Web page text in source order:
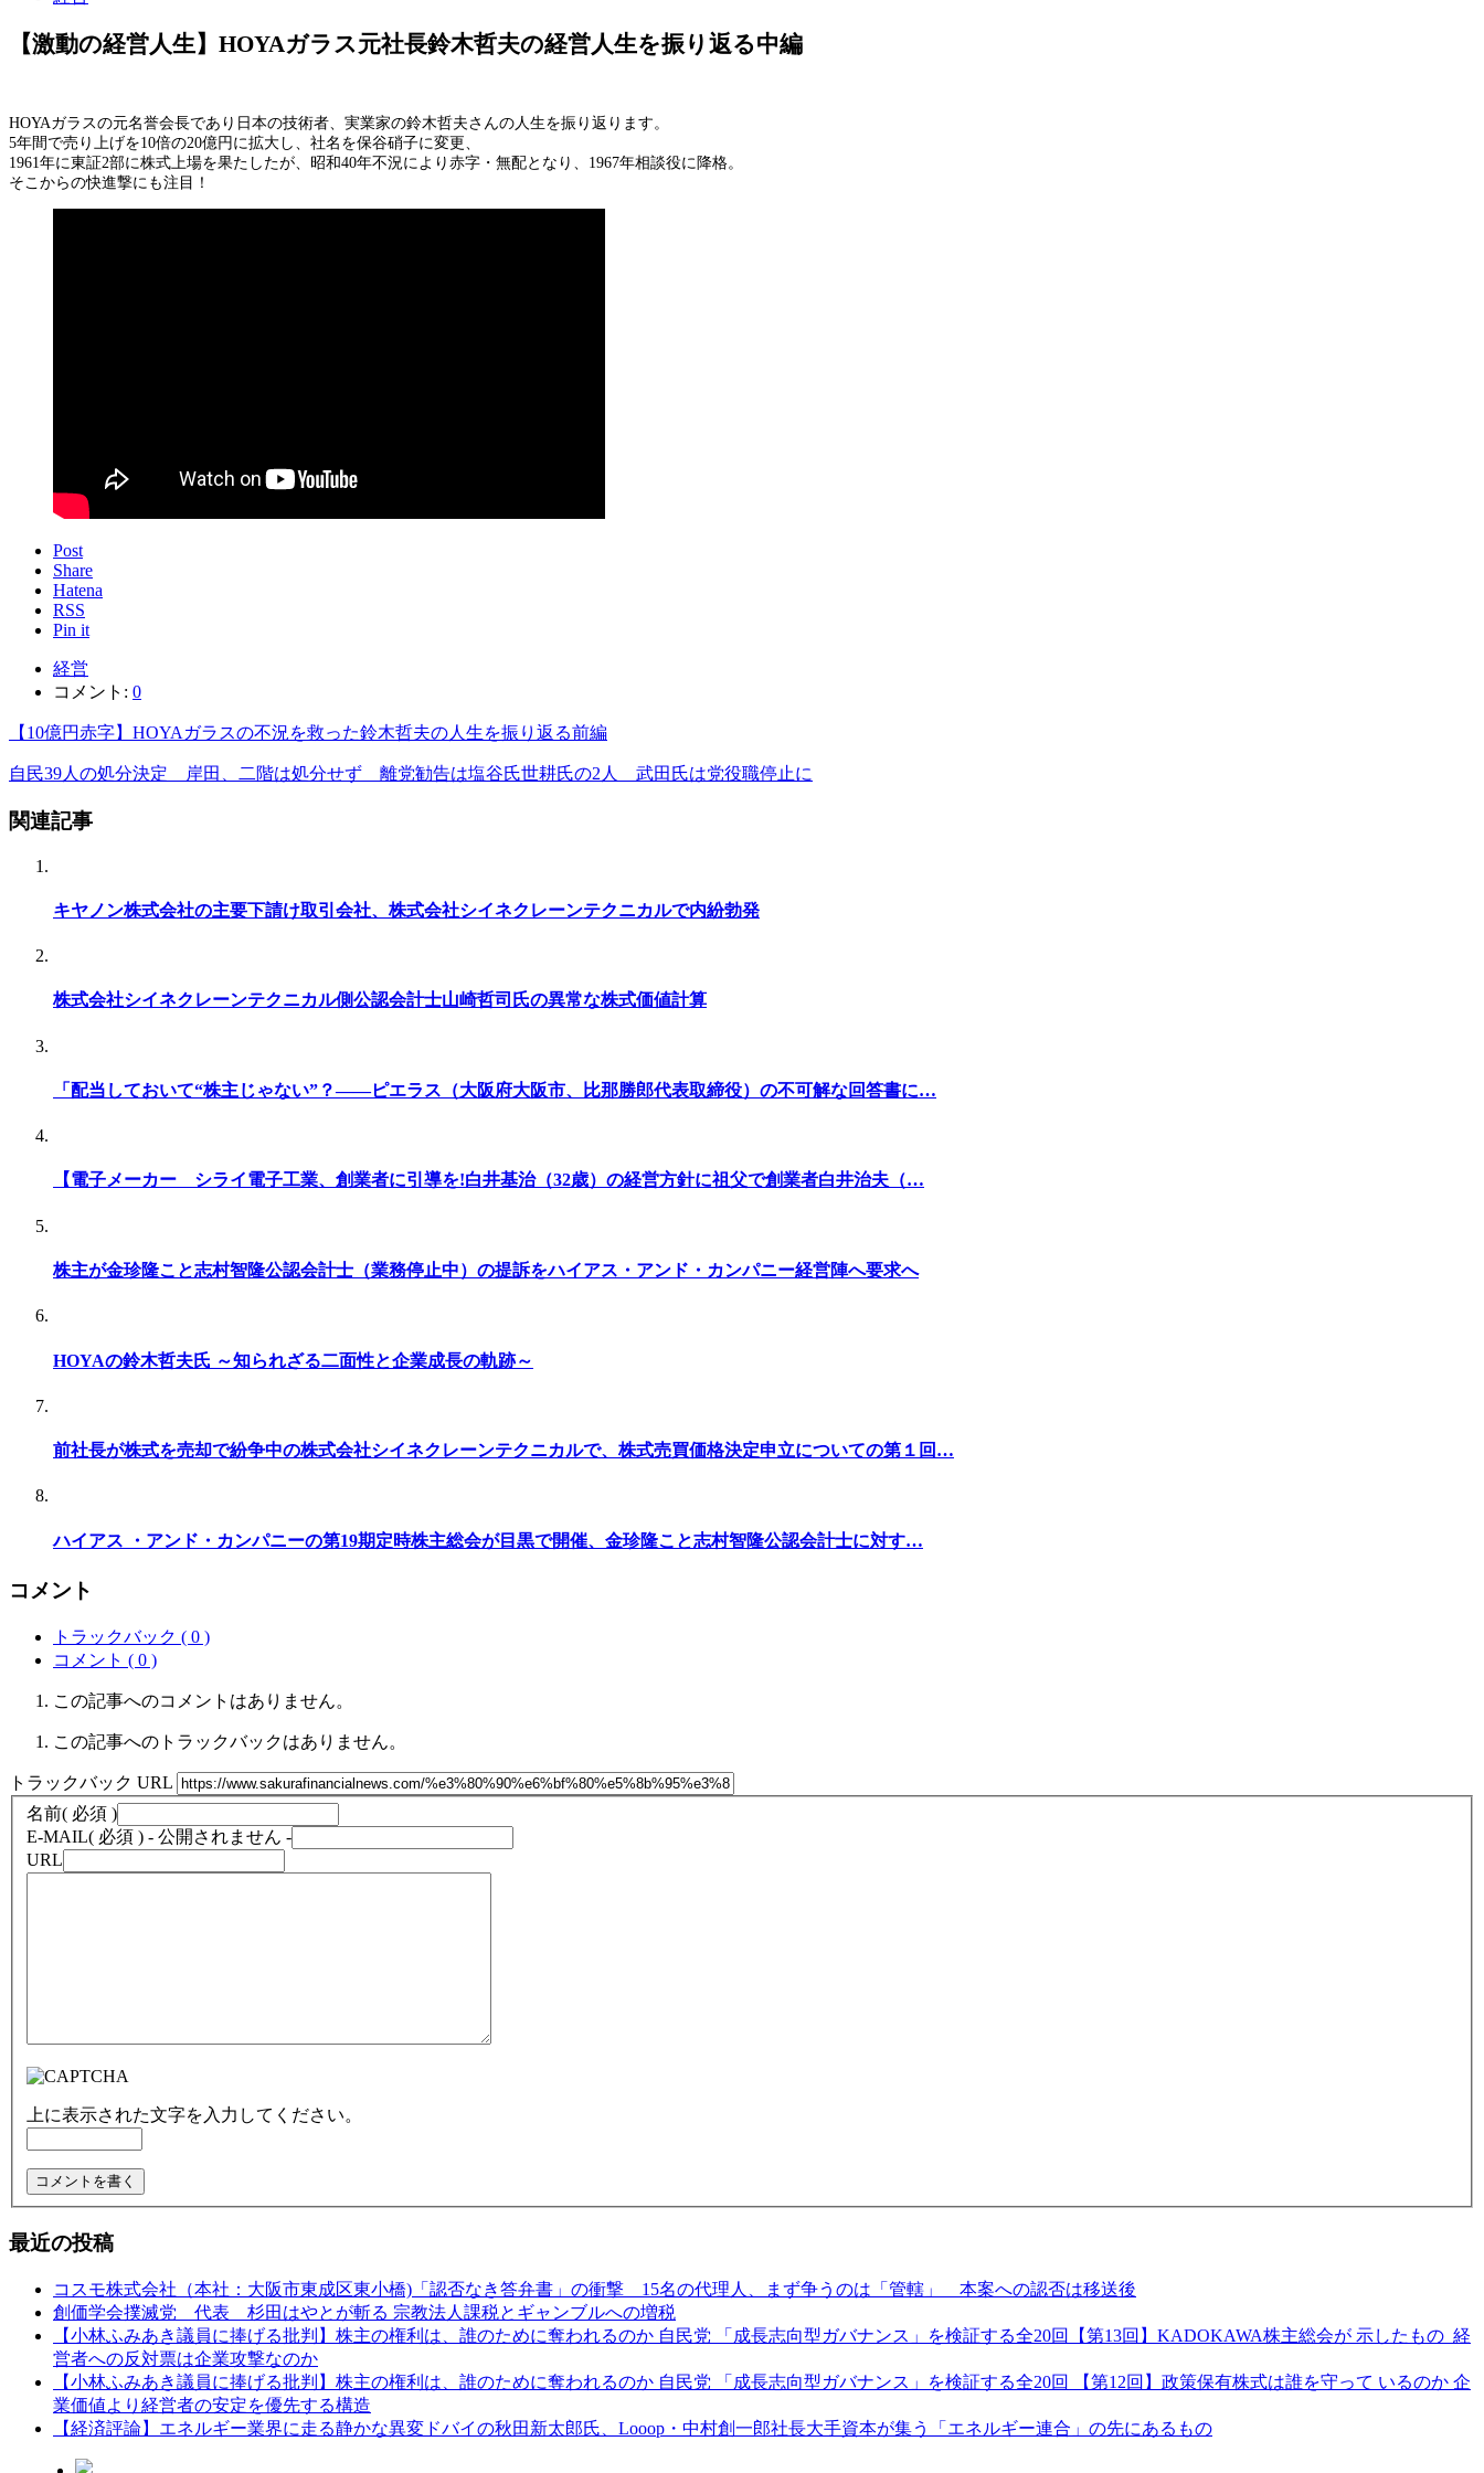
【激動の経営人生】HOYAガラス元社長鈴木哲夫の経営人生を振り返る中編
HOYAガラスの元名誉会長であり日本の技術者、実業家の鈴木哲夫さんの人生を振り返ります。
5年間で売り上げを10倍の20億円に拡大し、社名を保谷硝子に変更、
1961年に東証2部に株式上場を果たしたが、昭和40年不況により赤字・無配となり、1967年相談役に降格。
そこからの快進撃にも注目！
Post
Share
Hatena
RSS
Pin it
経営
コメント: 0
【10億円赤字】HOYAガラスの不況を救った鈴木哲夫の人生を振り返る前編
自民39人の処分決定 岸田、二階は処分せず 離党勧告は塩谷氏世耕氏の2人 武田氏は党役職停止に
関連記事
キヤノン株式会社の主要下請け取引会社、株式会社シイネクレーンテクニカルで内紛勃発
株式会社シイネクレーンテクニカル側公認会計士山崎哲司氏の異常な株式価値計算
「配当しておいて“株主じゃない”？――ピエラス（大阪府大阪市、比那勝郎代表取締役）の不可解な回答書に…
【電子メーカー シライ電子工業、創業者に引導を!白井基治（32歳）の経営方針に祖父で創業者白井治夫（…
株主が金珍隆こと志村智隆公認会計士（業務停止中）の提訴をハイアス・アンド・カンパニー経営陣へ要求へ
HOYAの鈴木哲夫氏 ～知られざる二面性と企業成長の軌跡～
前社長が株式を売却で紛争中の株式会社シイネクレーンテクニカルで、株式売買価格決定申立についての第１回…
ハイアス ・アンド・カンパニーの第19期定時株主総会が目黒で開催、金珍隆こと志村智隆公認会計士に対す…
コメント
トラックバック ( 0 )
コメント ( 0 )
この記事へのコメントはありません。
この記事へのトラックバックはありません。
トラックバック URL
名前( 必須 )
E-MAIL( 必須 ) - 公開されません -
URL
上に表示された文字を入力してください。
最近の投稿
コスモ株式会社（本社：大阪市東成区東小橋)「認否なき答弁書」の衝撃 15名の代理人、まず争うのは「管轄」 本案への認否は移送後
創価学会撲滅党 代表 杉田はやとが斬る 宗教法人課税とギャンブルへの増税
【小林ふみあき議員に捧げる批判】株主の権利は、誰のために奪われるのか 自民党 「成長志向型ガバナンス」を検証する全20回【第13回】KADOKAWA株主総会が 示したもの 経
営者への反対票は企業攻撃なのか
【小林ふみあき議員に捧げる批判】株主の権利は、誰のために奪われるのか 自民党 「成長志向型ガバナンス」を検証する全20回 【第12回】政策保有株式は誰を守って いるのか 企
業価値より経営者の安定を優先する構造
【経済評論】エネルギー業界に走る静かな異変ドバイの秋田新太郎氏、Looop・中村創一郎社長大手資本が集う「エネルギー連合」の先にあるもの